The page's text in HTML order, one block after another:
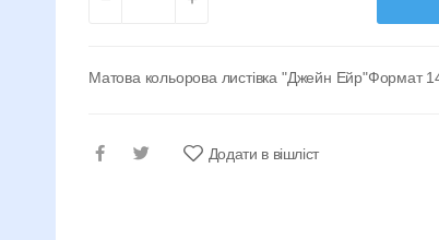
Матова кольорова листівка "Джейн Ейр"Формат
Додати в вішліст